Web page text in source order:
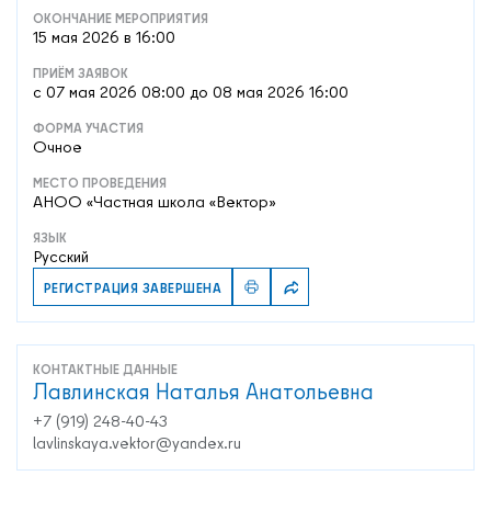
ОКОНЧАНИЕ МЕРОПРИЯТИЯ
15 мая 2026 в 16:00
ПРИЁМ ЗАЯВОК
c 07 мая 2026 08:00 до 08 мая 2026 16:00
ФОРМА УЧАСТИЯ
Очное
МЕСТО ПРОВЕДЕНИЯ
АНОО «Частная школа «Вектор»
ЯЗЫК
Русский
РЕГИСТРАЦИЯ ЗАВЕРШЕНА
КОНТАКТНЫЕ ДАННЫЕ
Лавлинская Наталья Анатольевна
+7 (919) 248-40-43
lavlinskaya.vektor@yandex.ru